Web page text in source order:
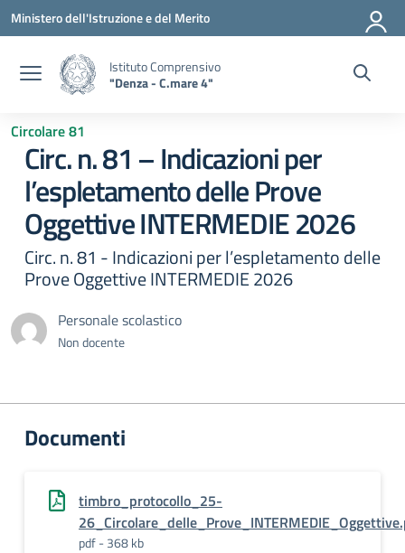
Vai ai contenuti
Vai al menu di navigazione
Vai al footer
Ministero dell'Istruzione e del Merito
Istituto Comprensivo
"Denza - C.mare 4"
Circolare 81
Circ. n. 81 – Indicazioni per
l’espletamento delle Prove
Oggettive INTERMEDIE 2026
Circ. n. 81 - Indicazioni per l’espletamento delle
Prove Oggettive INTERMEDIE 2026
Personale scolastico
Non docente
Documenti
timbro_protocollo_25-
pdf - 368 kb